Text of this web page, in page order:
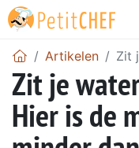
Artikelen Zit
Zit je
Hier is de